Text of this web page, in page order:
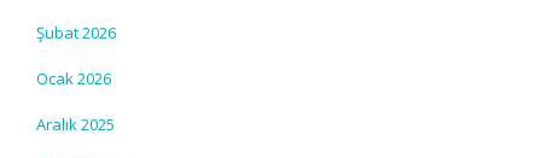
Şubat 2026
Ocak 2026
Aralık 2025